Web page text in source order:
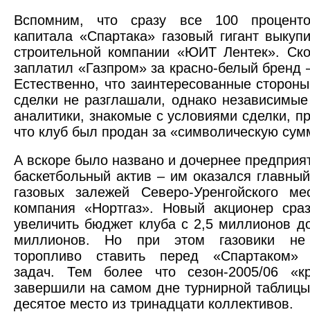
Вспомним, что сразу все 100
капитала «Спартака» газовый гигант
строительной компании «ЮИТ Лентек».
заплатил «Газпром» за красно-белый бренд
Естественно, что заинтересованные
сделки не разглашали, однако
аналитики, знакомые с условиями сделки,
что клуб был продан за «символическую
А вскоре было названо и дочернее
баскетбольный актив – им оказался
газовых залежей Северо-Уренгойского
компания
«Нортгаз». Новый акционер
увеличить бюджет клуба с 2,5 миллионов
миллионов. Но при этом газовики не
торопливо ставить перед «Спартаком»
задач. Тем более что сезон-2005/06
завершили на самом дне турнирной
десятое место из тринадцати коллективов.